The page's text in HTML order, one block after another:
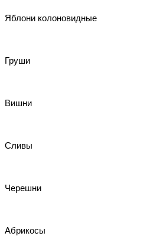
Яблони колоновидные
Груши
Вишни
Сливы
Черешни
Абрикосы